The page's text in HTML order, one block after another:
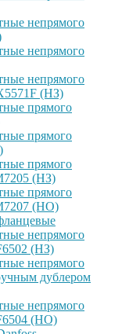
непрямого
непрямого
непрямого
(НЗ)
прямого
прямого
прямого
(НЗ)
прямого
(НО)
непрямого
(НЗ)
непрямого
дублером
непрямого
(НО)